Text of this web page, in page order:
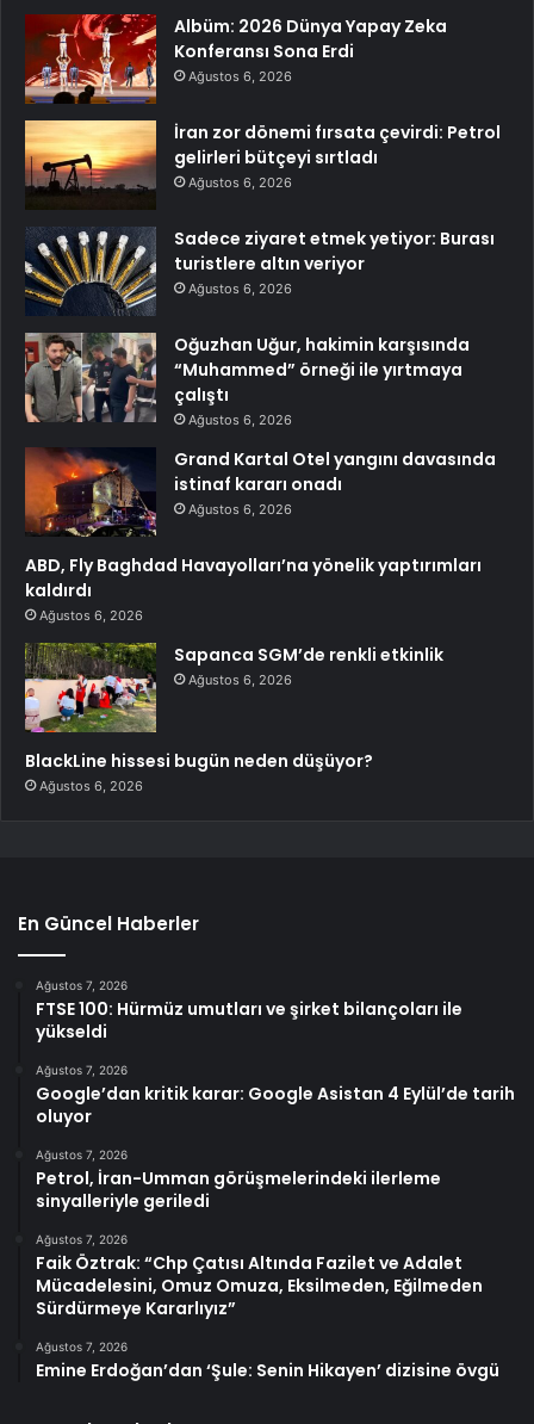
Albüm: 2026 Dünya Yapay Zeka
Konferansı Sona Erdi
Ağustos 6, 2026
İran zor dönemi fırsata çevirdi: Petrol
gelirleri bütçeyi sırtladı
Ağustos 6, 2026
Sadece ziyaret etmek yetiyor: Burası
turistlere altın veriyor
Ağustos 6, 2026
Oğuzhan Uğur, hakimin karşısında
“Muhammed” örneği ile yırtmaya
çalıştı
Ağustos 6, 2026
Grand Kartal Otel yangını davasında
istinaf kararı onadı
Ağustos 6, 2026
ABD, Fly Baghdad Havayolları’na yönelik yaptırımları
kaldırdı
Ağustos 6, 2026
Sapanca SGM’de renkli etkinlik
Ağustos 6, 2026
BlackLine hissesi bugün neden düşüyor?
Ağustos 6, 2026
En Güncel Haberler
Ağustos 7, 2026
FTSE 100: Hürmüz umutları ve şirket bilançoları ile
yükseldi
Ağustos 7, 2026
Google’dan kritik karar: Google Asistan 4 Eylül’de tarih
oluyor
Ağustos 7, 2026
Petrol, İran-Umman görüşmelerindeki ilerleme
sinyalleriyle geriledi
Ağustos 7, 2026
Faik Öztrak: “Chp Çatısı Altında Fazilet ve Adalet
Mücadelesini, Omuz Omuza, Eksilmeden, Eğilmeden
Sürdürmeye Kararlıyız”
Ağustos 7, 2026
Emine Erdoğan’dan ‘Şule: Senin Hikayen’ dizisine övgü